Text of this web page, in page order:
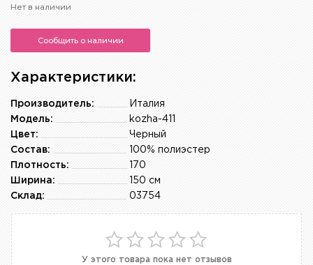
Нет в наличии
Сообщить о наличии
Характеристики:
Италия
Производитель:
kozha-411
Модель:
Черный
Цвет:
100% полиэстер
Состав:
170
Плотность:
150 см
Ширина:
03754
Склад:
У этого товара пока нет отзывов